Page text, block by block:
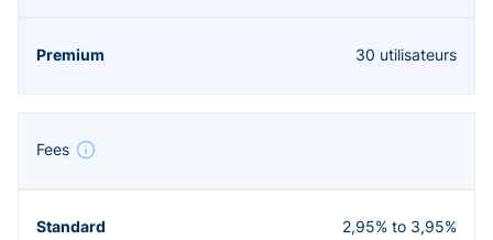
30 utilisateurs
Fees
2,95% to 3,95%